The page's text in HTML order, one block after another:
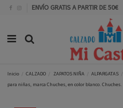
ENVÍO GRATIS A PARTIR DE 50€
Inicio CALZADO ZAPATOS NIÑA ALPARGATAS
para niñas, marca Chuches, en color blanco. Chuches.